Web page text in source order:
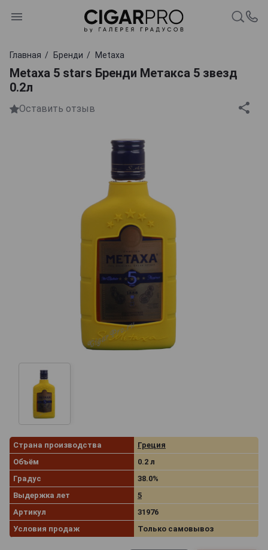
Главная Бренди Metaxa
Metaxa 5 stars Бренди Метакса 5 звезд
0.2л
Оставить отзыв
Страна производства
Греция
Объём
0.2 л
Градус
38.0%
Выдержка лет
5
Артикул
31976
Условия продаж
Только самовывоз